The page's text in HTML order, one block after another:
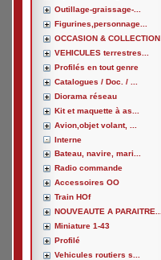
Outillage-graissage-...
Figurines,personnage...
OCCASION & COLLECTION
VEHICULES terrestres...
Profilés en tout genre
Catalogues / Doc. / ...
Diorama réseau
Kit et maquette à as...
Avion,objet volant, ...
Interne
Bateau, navire, mari...
Radio commande
Accessoires OO
Train HOf
NOUVEAUTE A PARAITRE...
Miniature 1-43
Profilé
Vehicules routiers s...